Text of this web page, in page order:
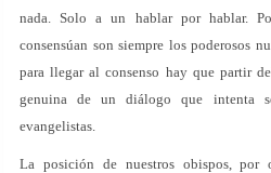
nada. Solo a un hablar por hablar.
consensúan son siempre los poderosos
para llegar al consenso hay que partir
genuina de un diálogo que intenta
evangelistas.
La posición de nuestros obispos, por